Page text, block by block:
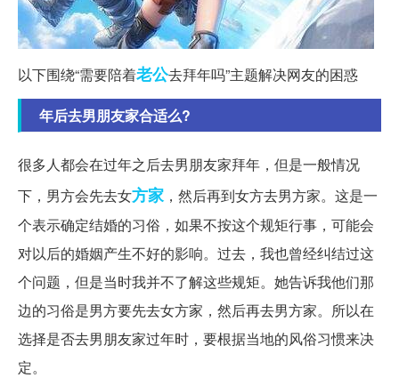
以下围绕“需要陪着老公去拜年吗”主题解决网友的困惑
年后去男朋友家合适么?
很多人都会在过年之后去男朋友家拜年，但是一般情况
下，男方会先去女方家 ，然后再到女方去男方家。这是一
个表示确定结婚的习俗，如果不按这个规矩行事，可能会
对以后的婚姻产生不好的影响。过去，我也曾经纠结过这
个问题，但是当时我并不了解这些规矩。她告诉我他们那
边的习俗是男方要先去女方家，然后再去男方家。所以在
选择是否去男朋友家过年时，要根据当地的风俗习惯来决
定。